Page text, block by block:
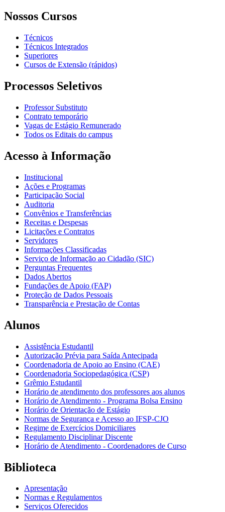
Nossos Cursos
Técnicos
Técnicos Integrados
Superiores
Cursos de Extensão (rápidos)
Processos Seletivos
Professor Substituto
Contrato temporário
Vagas de Estágio Remunerado
Todos os Editais do campus
Acesso à Informação
Institucional
Ações e Programas
Participação Social
Auditoria
Convênios e Transferências
Receitas e Despesas
Licitações e Contratos
Servidores
Informações Classificadas
Serviço de Informação ao Cidadão (SIC)
Perguntas Frequentes
Dados Abertos
Fundações de Apoio (FAP)
Proteção de Dados Pessoais
Transparência e Prestação de Contas
Alunos
Assistência Estudantil
Autorização Prévia para Saída Antecipada
Coordenadoria de Apoio ao Ensino (CAE)
Coordenadoria Sociopedagógica (CSP)
Grêmio Estudantil
Horário de atendimento dos professores aos alunos
Horário de Atendimento - Programa Bolsa Ensino
Horário de Orientação de Estágio
Normas de Segurança e Acesso ao IFSP-CJO
Regime de Exercícios Domiciliares
Regulamento Disciplinar Discente
Horário de Atendimento - Coordenadores de Curso
Biblioteca
Apresentação
Normas e Regulamentos
Serviços Oferecidos